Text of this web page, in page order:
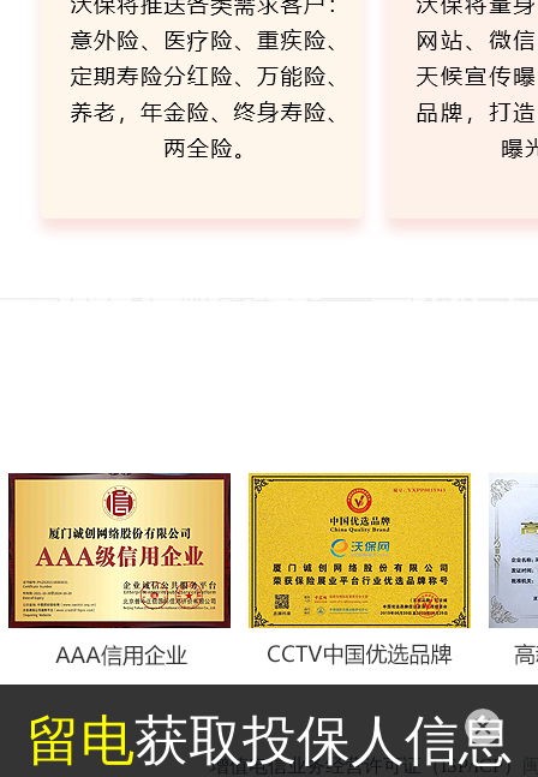
留电获取投保人信息
增值电信业务经营许可证（ISP/ICP）